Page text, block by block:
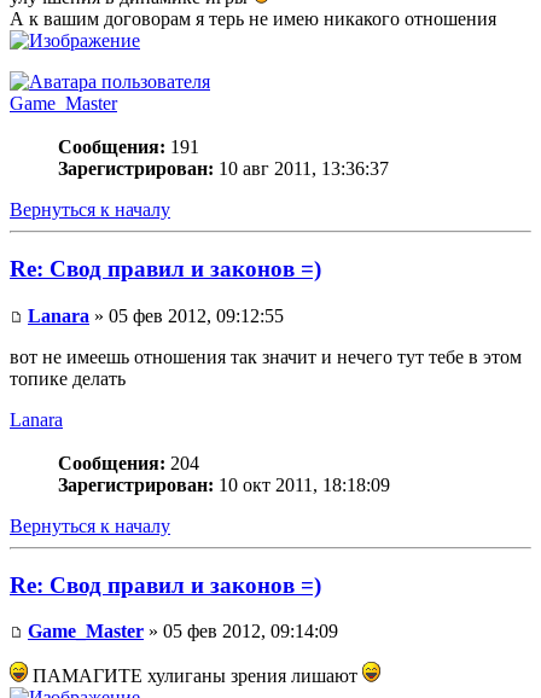
А к вашим договорам я терь не имею никакого отношения
Game_Master
Сообщения: 191
Зарегистрирован: 10 авг 2011, 13:36:37
Вернуться к началу
Re: Свод правил и законов =)
Lanara » 05 фев 2012, 09:12:55
вот не имеешь отношения так значит и нечего тут тебе в этом
топике делать
Lanara
Сообщения: 204
Зарегистрирован: 10 окт 2011, 18:18:09
Вернуться к началу
Re: Свод правил и законов =)
Game_Master » 05 фев 2012, 09:14:09
ПАМАГИТЕ хулиганы зрения лишают